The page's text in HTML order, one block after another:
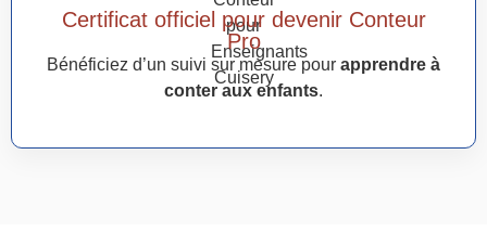
Certificat officiel pour devenir Conteur
Pro
Bénéficiez d’un suivi sur mesure pour apprendre à
conter aux enfants.